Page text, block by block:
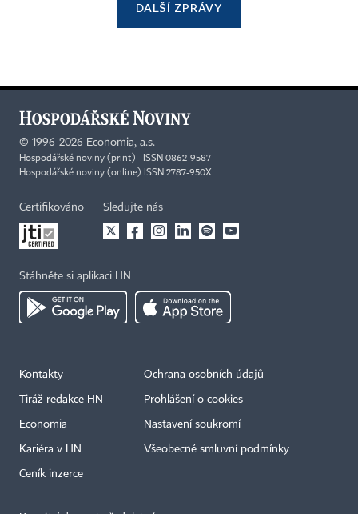
DALŠÍ ZPRÁVY
© 1996-2026 Economia, a.s.
Hospodářské noviny (print) ISSN 0862-9587
Hospodářské noviny (online) ISSN 2787-950X
Certifikováno Sledujte nás
Stáhněte si aplikaci HN
Kontakty
Tiráž redakce HN
Economia
Kariéra v HN
Ceník inzerce
Ochrana osobních údajů
Prohlášení o cookies
Nastavení soukromí
Všeobecné smluvní podmínky